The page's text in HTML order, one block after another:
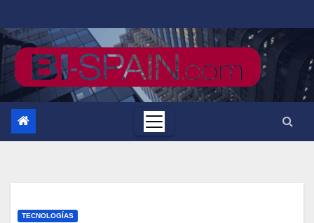
al
contenido
TECNOLOGÍAS